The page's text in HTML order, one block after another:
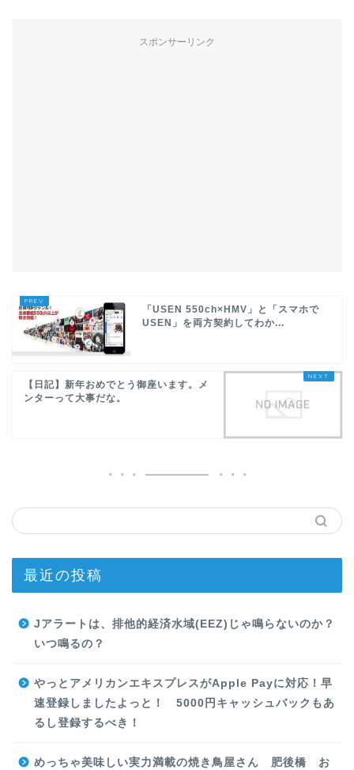
スポンサーリンク
「USEN 550ch×HMV」と「スマホで
USEN」を両方契約してわか...
【日記】新年おめでとう御座います。メ
ンターって大事だな。
最近の投稿
Jアラートは、排他的経済水域(EEZ)じゃ鳴らないのか？
いつ鳴るの？
やっとアメリカンエキスプレスがApple Payに対応！早
速登録しましたよっと！ 5000円キャッシュバックもあ
るし登録するべき！
めっちゃ美味しい実力満載の焼き鳥屋さん 肥後橋 お